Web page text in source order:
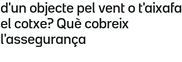
d'un objecte pel vent o t'aixafa
el cotxe? Què cobreix
l'assegurança